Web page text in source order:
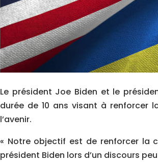
Le président Joe Biden et le
durée de 10 ans visant à renforcer
l’avenir.
« Notre objectif est de renforcer la
président Biden lors d’un discours